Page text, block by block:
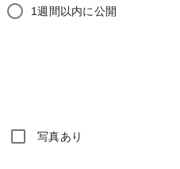
1週間以内に公開
写真あり